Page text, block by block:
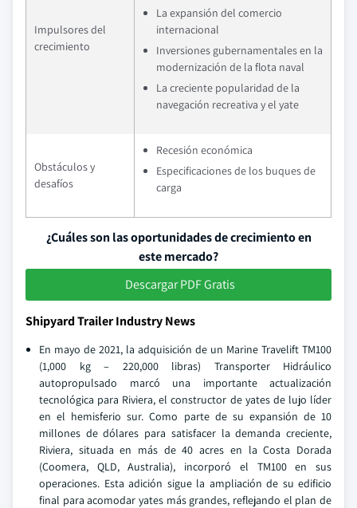
Impulsores del
crecimiento
La expansión del comercio
internacional
Inversiones gubernamentales en la
modernización de la flota naval
La creciente popularidad de la
navegación recreativa y el yate
Obstáculos y
desafíos
Recesión económica
Especificaciones de los buques de
carga
¿Cuáles son las oportunidades de crecimiento en
este mercado?
Descargar PDF Gratis
Shipyard Trailer Industry News
En mayo de 2021, la adquisición de un Marine Travelift TM100
(1,000 kg – 220,000 libras) Transporter Hidráulico
autopropulsado marcó una importante actualización
tecnológica para Riviera, el constructor de yates de lujo líder
en el hemisferio sur. Como parte de su expansión de 10
millones de dólares para satisfacer la demanda creciente,
Riviera, situada en más de 40 acres en la Costa Dorada
(Coomera, QLD, Australia), incorporó el TM100 en sus
operaciones. Esta adición sigue la ampliación de su edificio
final para acomodar yates más grandes, reflejando el plan de